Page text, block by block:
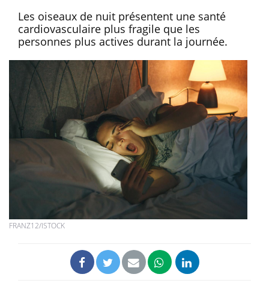
Les oiseaux de nuit présentent une santé
cardiovasculaire plus fragile que les
personnes plus actives durant la journée.
FRANZ12/ISTOCK